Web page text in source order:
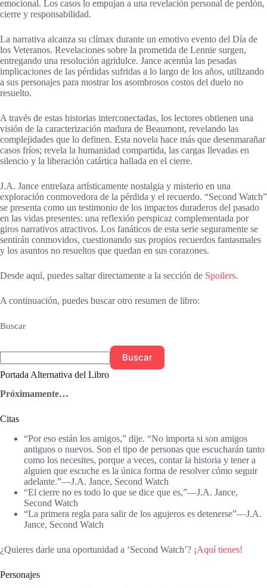
emocional. Los casos lo empujan a una revelación personal de perdón,
cierre y responsabilidad.
La narrativa alcanza su clímax durante un emotivo evento del Día de
los Veteranos. Revelaciones sobre la prometida de Lennie surgen,
entregando una resolución agridulce. Jance acentúa las pesadas
implicaciones de las pérdidas sufridas a lo largo de los años, utilizando
a sus personajes para mostrar los asombrosos costos del duelo no
resuelto.
A través de estas historias interconectadas, los lectores obtienen una
visión de la caracterización madura de Beaumont, revelando las
complejidades que lo definen. Esta novela hace más que desenmarañar
casos fríos; revela la humanidad compartida, las cargas llevadas en
silencio y la liberación catártica hallada en el cierre.
J.A. Jance entrelaza artísticamente nostalgia y misterio en una
exploración conmovedora de la pérdida y el recuerdo. “Second Watch”
se presenta como un testimonio de los impactos duraderos del pasado
en las vidas presentes: una reflexión perspicaz complementada por
giros narrativos atractivos. Los fanáticos de esta serie seguramente se
sentirán conmovidos, cuestionando sus propios recuerdos fantasmales
y los asuntos no resueltos que quedan en sus corazones.
Desde aquí, puedes saltar directamente a la sección de Spoilers.
A continuación, puedes buscar otro resumen de libro:
Buscar
Buscar
Portada Alternativa del Libro
Próximamente…
Citas
“Por eso están los amigos,” dije. “No importa si son amigos
antiguos o nuevos. Son el tipo de personas que escucharán tanto
como los necesites, porque a veces, contar la historia y tener a
alguien que escuche es la única forma de resolver cómo seguir
adelante.”―J.A. Jance, Second Watch
“El cierre no es todo lo que se dice que es,”―J.A. Jance,
Second Watch
“La primera regla para salir de los agujeros es detenerse”―J.A.
Jance, Second Watch
¿Quieres darle una oportunidad a ‘Second Watch’? ¡Aquí tienes!
Personajes